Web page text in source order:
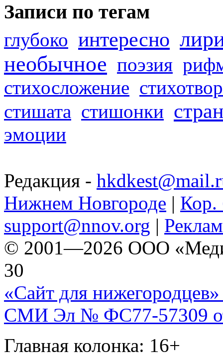
Записи по тегам
глубоко интересно
необычное поэзия
стихосложение
стишата стишонки
эмоции
Редакция -
Нижнем Новгороде | Кор.
support@nnov.org |
© 2001—2026 ООО
30
«Сайт для нижегородцев»
СМИ Эл № ФС77-57309
Главная колонка: 16+